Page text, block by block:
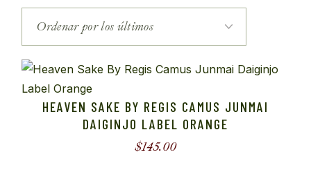
últimos
HEAVEN SAKE BY REGIS CAMUS JUNMAI
DAIGINJO LABEL ORANGE
$145.00